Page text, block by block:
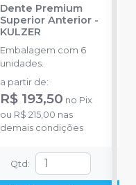
Dente Premium
Superior Anterior-
KULZER
Embalagem com 6
unidades.
a partir de:
R$ 193,50 no Pix
ou R$ 215,00 nas
demais condições
Qtd :